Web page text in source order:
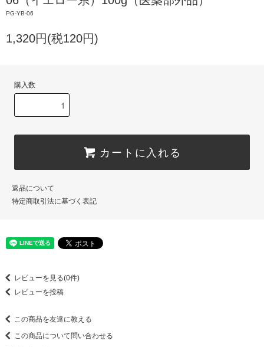
PG-YB-06
1,320円(税120円)
購入数
カートに入れる
返品について
特定商取引法に基づく表記
レビューを見る(0件)
レビューを投稿
この商品を友達に教える
この商品について問い合わせる